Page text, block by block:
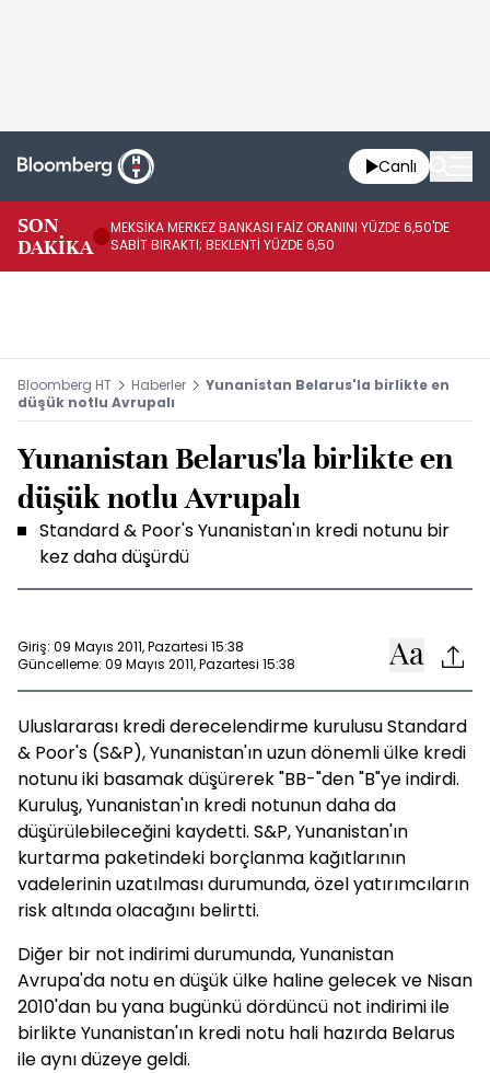
Canlı
SON
DAKİKA
MEKSİKA MERKEZ BANKASI FAİZ ORANINI YÜZDE 6,50'DE
SABİT BIRAKTI; BEKLENTİ YÜZDE 6,50
Bloomberg HT Haberler
Yunanistan Belarus'la birlikte en
düşük notlu Avrupalı
Yunanistan Belarus'la birlikte en
düşük notlu Avrupalı
Standard & Poor's Yunanistan'ın kredi notunu bir
kez daha düşürdü
Giriş: 09 Mayıs 2011, Pazartesi 15:38
Güncelleme: 09 Mayıs 2011, Pazartesi 15:38
Uluslararası kredi derecelendirme kurulusu Standard
& Poor's (S&P), Yunanistan'ın uzun dönemli ülke kredi
notunu iki basamak düşürerek "BB-"den "B"ye indirdi.
Kuruluş, Yunanistan'ın kredi notunun daha da
düşürülebileceğini kaydetti. S&P, Yunanistan'ın
kurtarma paketindeki borçlanma kağıtlarının
vadelerinin uzatılması durumunda, özel yatırımcıların
risk altında olacağını belirtti.
Diğer bir not indirimi durumunda, Yunanistan
Avrupa'da notu en düşük ülke haline gelecek ve Nisan
2010'dan bu yana bugünkü dördüncü not indirimi ile
birlikte Yunanistan'ın kredi notu hali hazırda Belarus
ile aynı düzeye geldi.